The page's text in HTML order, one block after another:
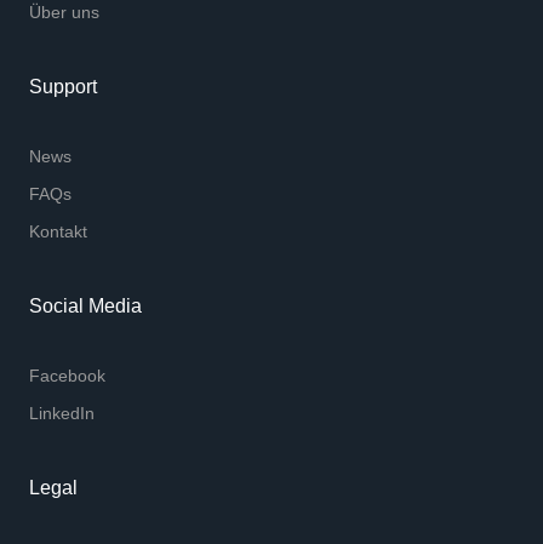
Über uns
Support
News
FAQs
Kontakt
Social Media
Facebook
LinkedIn
Legal